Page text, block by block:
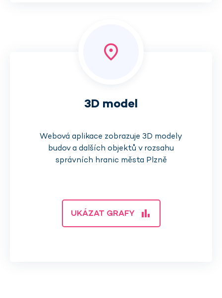
3D model
Webová aplikace zobrazuje 3D modely
budov a dalších objektů v rozsahu
správních hranic města Plzně
UKÁZAT GRAFY bar_chart
place